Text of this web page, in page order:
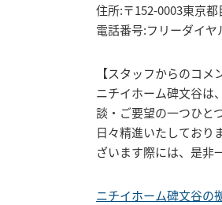
住所:〒152-0003東京
電話番号:フリーダイヤ
【スタッフからのコメ
ニチイホーム碑文谷は
談・ご要望の一つひと
日々精進いたしており
ざいます際には、是非
ニチイホーム碑文谷の